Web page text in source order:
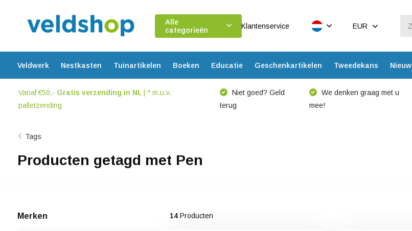
Alle
categorieën
Klantenservice EUR
Veldwerk Nestkasten Tuinartikelen Boeken Educatie Geschenkartikelen Tweedekans Nieuw
Vanaf €50,- Gratis verzending in NL| * m.u.v.
palletzending
Niet goed? Geld
terug
We denken graag met u
mee!
Tags
Producten getagd met Pen
Merken 14Producten